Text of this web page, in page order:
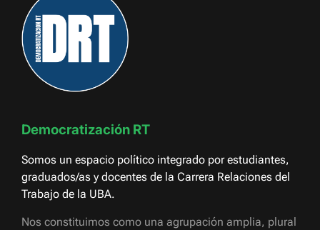
Democratización RT
Somos un espacio político integrado por estudiantes,
graduados/as y docentes de la Carrera Relaciones del
Trabajo de la UBA.
Nos constituimos como una agrupación amplia, plural